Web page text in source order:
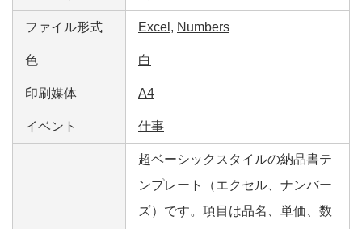
ファイル形式 Excel , Numbers
色 白
印刷媒体 A4
イベント 仕事
超ベーシックスタイルの納品書テ
ンプレート（エクセル、ナンバー
ズ）です。項目は品名、単価、数